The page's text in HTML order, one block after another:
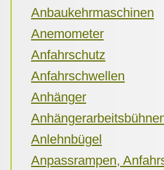
Anbaukehrmaschinen
Anemometer
Anfahrschutz
Anfahrschwellen
Anhänger
Anlehnbügel
Anpassrampen,